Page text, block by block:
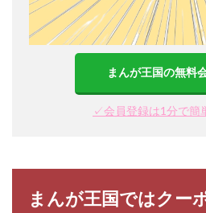
まんが王国の無料
✓会員登録は1分で簡
まんが王国ではクー